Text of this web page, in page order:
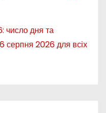
число дня та
серпня 2026 для всіх